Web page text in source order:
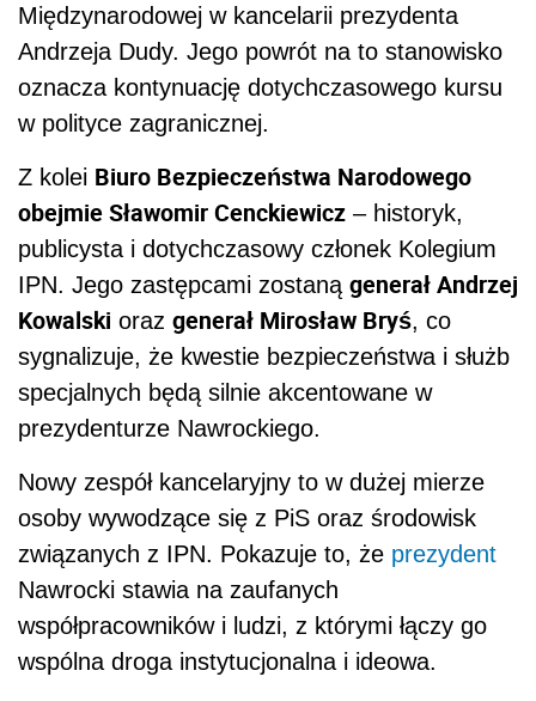
Międzynarodowej w kancelarii prezydenta
Andrzeja Dudy. Jego powrót na to stanowisko
oznacza kontynuację dotychczasowego kursu
w polityce zagranicznej.
Z kolei Biuro Bezpieczeństwa Narodowego
obejmie Sławomir Cenckiewicz – historyk,
publicysta i dotychczasowy członek Kolegium
IPN. Jego zastępcami zostaną generał Andrzej
Kowalski oraz generał Mirosław Bryś, co
sygnalizuje, że kwestie bezpieczeństwa i służb
specjalnych będą silnie akcentowane w
prezydenturze Nawrockiego.
Nowy zespół kancelaryjny to w dużej mierze
osoby wywodzące się z PiS oraz środowisk
związanych z IPN. Pokazuje to, że prezydent
Nawrocki stawia na zaufanych
współpracowników i ludzi, z którymi łączy go
wspólna droga instytucjonalna i ideowa.